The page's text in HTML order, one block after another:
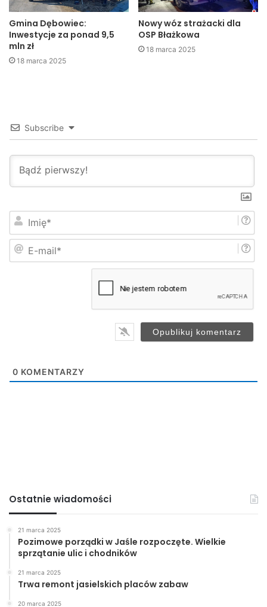
dworzec inwestycje kolej
Miast pkp
Gmina Dębowiec:
Inwestycje za ponad 9,5
mln zł
18 marca 2025
Nowy wóz strażacki dla
OSP Błażkowa
18 marca 2025
Subscribe
i
m
0 KOMENTARZY
Ostatnie wiadomości
21 marca 2025
Pozimowe porządki w Jaśle rozpoczęte. Wielkie
sprzątanie ulic i chodników
21 marca 2025
Trwa remont jasielskich placów zabaw
20 marca 2025